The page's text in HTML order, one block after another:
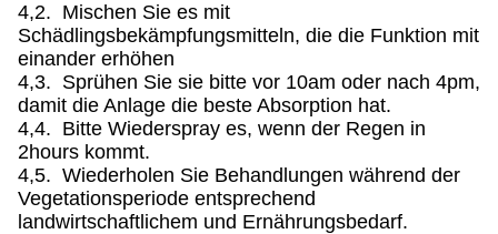
4,2. Mischen Sie es mit
Schädlingsbekämpfungsmitteln, die die Funktion mit
einander erhöhen
4,3. Sprühen Sie sie bitte vor 10am oder nach 4pm,
damit die Anlage die beste Absorption hat.
4,4. Bitte Wiederspray es, wenn der Regen in
2hours kommt.
4,5. Wiederholen Sie Behandlungen während der
Vegetationsperiode entsprechend
landwirtschaftlichem und Ernährungsbedarf.